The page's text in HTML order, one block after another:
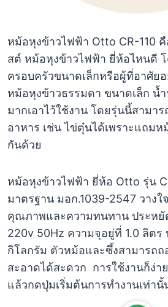
หม้อหุงข้าวไฟฟ้า Otto CR-110
สต์ หม้อหุงข้าวไฟฟ้า ยี่ห้อไหนดี
ครอบครัวขนาดเล็กหรือผู้ที่อาศัย
หม้อหุงข้าวธรรมดา ขนาดเล็ก น้
มากเอาไว้ใช้งาน โดยรุ่นนี้สามา
อาหาร เช่น ไข่ตุ๋นได้เพราะแถม
กันด้วย
หม้อหุงข้าวไฟฟ้า ยี่ห้อ Otto รุ่น
มาตรฐาน มอก.1039-2547 วางใ
คุณภาพและความทนทาน ประหยั
220v 50Hz ความจุอยู่ที่ 1.0 ลิตร
กิโลกรัม ตัวหม้อและซึ้งสามารถถ
สะอาดได้สะดวก การใช้งานก็ง่า
แล้วกดปุ่มเริ่มต้นการทำงานเท่านั้